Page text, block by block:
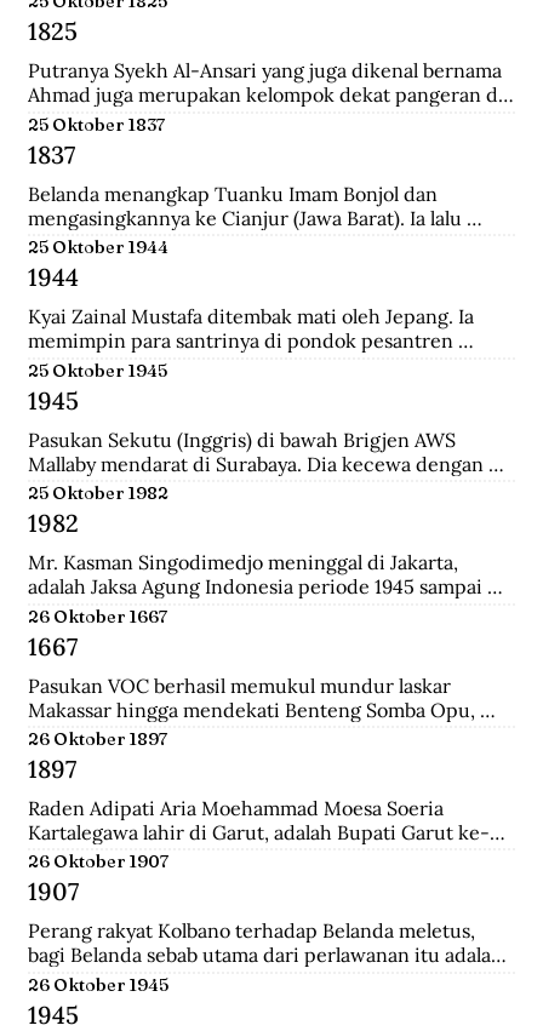
1825
Putranya Syekh Al-Ansari yang juga dikenal bernama
Ahmad juga merupakan kelompok dekat pangeran di
Tegalrejo sebelum Perang Jawa dan tewas
mempertahankan markas Diponegoro di Selarong.
25 Oktober 1837
1837
Belanda menangkap Tuanku Imam Bonjol dan
mengasingkannya ke Cianjur (Jawa Barat). Ia lalu
dipindahkan ke Ambon (Maluku), terus ke Manado
(Sulawesi Utara) sampai wafat.
25 Oktober 1944
1944
Kyai Zainal Mustafa ditembak mati oleh Jepang. Ia
memimpin para santrinya di pondok pesantren
Sukamanah, menghadapi serangan pihak jepang.
Peristiwa itu dipicu oleh kedatangan empat opsir
Jepang ke pondok sehari sebelumnya untuk
membawa Kyai  Zainal menghadap pemerintah
Jepang di Tasikmalaya.
25 Oktober 1945
1945
Pasukan Sekutu (Inggris) di bawah Brigjen AWS
Mallaby mendarat di Surabaya. Dia kecewa dengan
keputusan para petinggi Sekutu terhadap rakyat
Surabaya.
25 Oktober 1982
1982
Mr. Kasman Singodimedjo meninggal di Jakarta,
adalah Jaksa Agung Indonesia periode 1945 sampai
1946 dan juga mantan Menteri Muda Kehakiman pada
Kabinet Amir Sjarifuddin II. Selain itu ia juga adalah
Ketua KNIP (Komite Nasional Indonesia Pusat) yang
menjadi cikal bakal dari DPR.
26 Oktober 1667
1667
Pasukan VOC berhasil memukul mundur laskar
Makassar hingga mendekati Benteng Somba Opu,
istana Sultan Hassanudin, bahkan pasukan yang
dipimpin Cornelis Speelman sudah sampai di depan
pintu benteng. Gowa mengalami kekalahan dalam
peperangan. Speelman dan Arung Palakka merasa
bahwa inilah saat untuk menawarkan perundingan
kepada Sultan Hasanuddin.
26 Oktober 1897
1897
Raden Adipati Aria Moehammad Moesa Soeria
Kartalegawa lahir di Garut, adalah Bupati Garut ke-6
yang menjabat dari tahun 1929-1944. Moesa Soeria
Kartalegawa mempelopori pendirian Partai Rakyat
Pasundan (PRP) pada tahun 1946 dan Negara
Pasundan pada tahun 1947.
26 Oktober 1907
1907
Perang rakyat Kolbano terhadap Belanda meletus,
bagi Belanda sebab utama dari perlawanan itu adalah
terbunuhnya 19 serdadu dan beberapa orang sipil
Belanda oleh Boi Kapitan dan anak buahnya.
26 Oktober 1945
1945